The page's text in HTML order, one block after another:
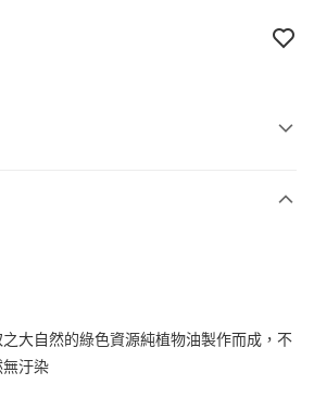
大自然的綠色資源純植物油製作而成，不
汙染